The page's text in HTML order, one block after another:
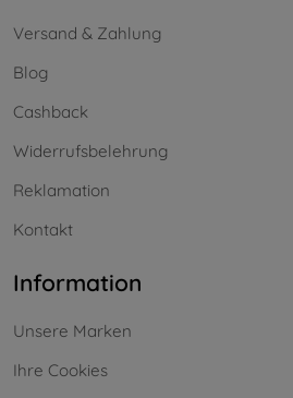
Versand & Zahlung
Blog
Cashback
Widerrufsbelehrung
Reklamation
Kontakt
Information
Unsere Marken
Ihre Cookies